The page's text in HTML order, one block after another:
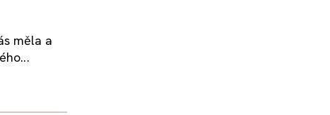
měla a